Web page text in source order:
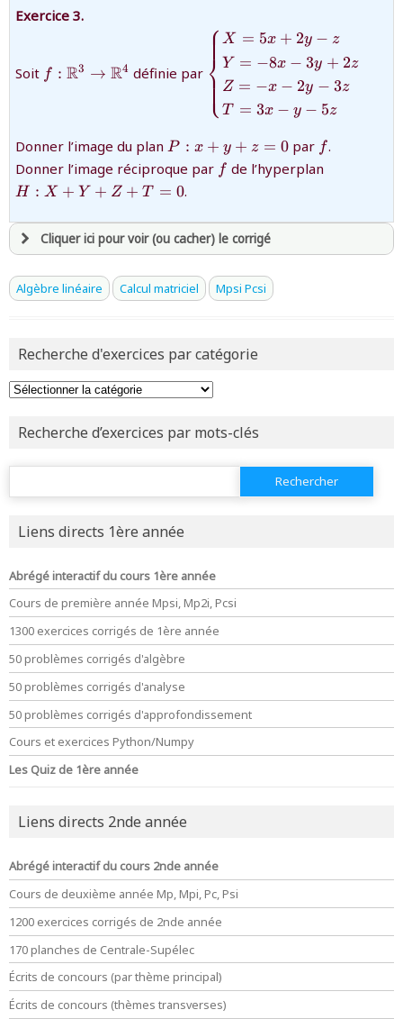
avoir une souscription active sur mathprepa
revenir à
la page d'accueil
la page d'extraits libres
Exercice 3.
Soit
{f:\mathbb{R}^3\rightarrow\mathbb{R}^4}
f : R3 → R4 définie par
{\begin{cases}X=5x+2y-
z&\cr Y=-8x-3y+2z&\cr
Z=-x-2y-3z& \cr T=3x-
y-5z\end{cases}}
⎩
⎨
⎧ X = 5x + 2y − z
Y = −8x − 3y + 2z
Z = −x − 2y − 3z
T = 3x − y − 5z
Donner l’image du plan {P:x+y+z=0}
P : x + y + z = 0 par ff.
Donner l’image réciproque par ff de l’hyperplan
H : X + Y + Z + T = 0.
Cliquer ici pour voir (ou cacher) le corrigé
avoirune souscription active sur mathprepa
revenir àla page d'accueil
ou testerla page d'extraits libres
ou consulterle plan du site
Algèbre linéaire Calcul matriciel Mpsi Pcsi
Recherche d'exercices par catégorie
Recherche d’exercices par mots-clés
Rechercher :
Liens directs 1ère année
Abrégé interactif du cours 1ère année
Cours de première année Mpsi, Mp2i, Pcsi
1300 exercices corrigés de 1ère année
50 problèmes corrigés d'algèbre
50 problèmes corrigés d'analyse
50 problèmes corrigés d'approfondissement
Cours et exercices Python/Numpy
Les Quiz de 1ère année
Liens directs 2nde année
Abrégé interactif du cours 2nde année
Cours de deuxième année Mp, Mpi, Pc, Psi
1200 exercices corrigés de 2nde année
170 planches de Centrale-Supélec
Écrits de concours (par thème principal)
Écrits de concours (thèmes transverses)